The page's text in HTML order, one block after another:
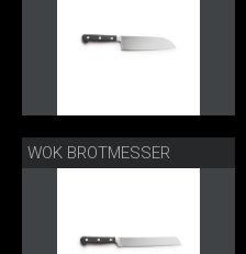
WOK BROTMESSER